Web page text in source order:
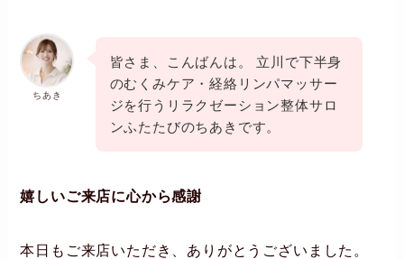
ちあき
皆さま、こんばんは。 立川で下半身
のむくみケア・経絡リンパマッサー
ジを行うリラクゼーション整体サロ
ンふたたびのちあきです。
嬉しいご来店に心から感謝
本日もご来店いただき、ありがとうございました。